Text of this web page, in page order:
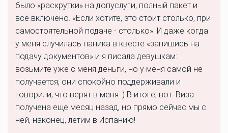
было «раскрутки» на допуслуги, полный пакет и
все включено. «Если хотите, это стоит столько, при
самостоятельной подаче - столько». И даже когда
у меня случилась паника в квесте «запишись на
подачу документов» и я писала девушкам:
возьмите уже с меня деньги, но у меня самой не
получается, они спокойно поддерживали и
говорили, что верят в меня :) В итоге, вот. Виза
получена еще месяц назад, но прямо сейчас мы с
ней, наконец, летим в Испанию!